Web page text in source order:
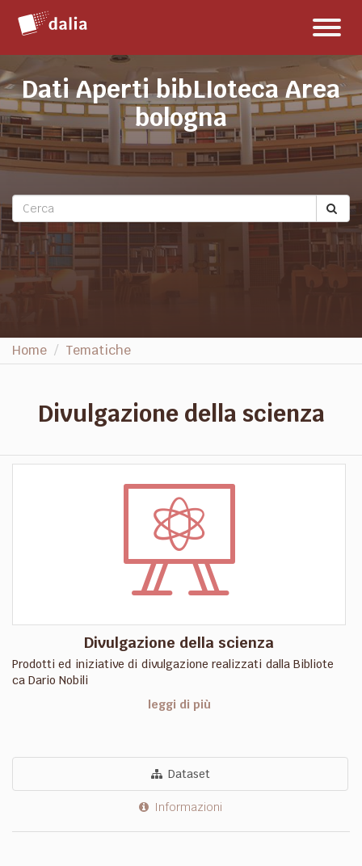
contenuto
Dati Aperti bibLIoteca Area
bologna
Home Tematiche
Divulgazione della scienza
Divulgazione della scienza
Prodotti ed iniziative di divulgazione realizzati dalla Bibliote
ca Dario Nobili
leggi di più
Dataset
Informazioni